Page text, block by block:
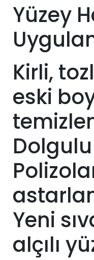
Yüzey
Kirli,
eski
Yeni
alçılı